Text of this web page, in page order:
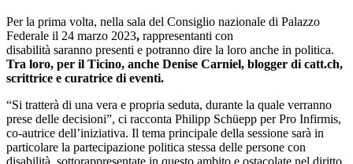
Per la prima volta, nella sala del Consiglio nazionale di Palazzo
Federale il 24 marzo 2023, rappresentanti con
disabilità saranno presenti e potranno dire la loro anche in politica.
Tra loro, per il Ticino, anche Denise Carniel, blogger di catt.ch,
scrittrice e curatrice di eventi.
“Si tratterà di una vera e propria seduta, durante la quale verranno
prese delle decisioni”, ci racconta Philipp Schüepp per Pro Infirmis,
co-autrice dell’iniziativa. Il tema principale della sessione sarà in
particolare la partecipazione politica stessa delle persone con
disabilità, sottorappresentate in questo ambito e ostacolate nel diritto